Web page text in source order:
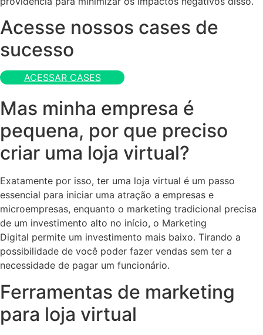
Acesse nossos cases de
sucesso
ACESSAR CASES
Mas minha empresa é
pequena, por que preciso
criar uma loja virtual?
Exatamente por isso, ter uma loja virtual é um passo
essencial para iniciar uma atração a empresas e
microempresas, enquanto o marketing tradicional precisa
de um investimento alto no início, o Marketing
Digital permite um investimento mais baixo. Tirando a
possibilidade de você poder fazer vendas sem ter a
necessidade de pagar um funcionário.
Ferramentas de marketing
para loja virtual